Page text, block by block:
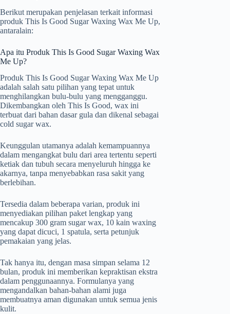
Berikut merupakan penjelasan terkait informasi
produk This Is Good Sugar Waxing Wax Me Up,
antaralain:
Apa itu Produk This Is Good Sugar Waxing Wax
Me Up?
Produk This Is Good Sugar Waxing Wax Me Up
adalah salah satu pilihan yang tepat untuk
menghilangkan bulu-bulu yang mengganggu.
Dikembangkan oleh This Is Good, wax ini
terbuat dari bahan dasar gula dan dikenal sebagai
cold sugar wax.
Keunggulan utamanya adalah kemampuannya
dalam mengangkat bulu dari area tertentu seperti
ketiak dan tubuh secara menyeluruh hingga ke
akarnya, tanpa menyebabkan rasa sakit yang
berlebihan.
Tersedia dalam beberapa varian, produk ini
menyediakan pilihan paket lengkap yang
mencakup 300 gram sugar wax, 10 kain waxing
yang dapat dicuci, 1 spatula, serta petunjuk
pemakaian yang jelas.
Tak hanya itu, dengan masa simpan selama 12
bulan, produk ini memberikan kepraktisan ekstra
dalam penggunaannya. Formulanya yang
mengandalkan bahan-bahan alami juga
membuatnya aman digunakan untuk semua jenis
kulit.